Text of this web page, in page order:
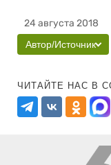
24 августа 2018
Автор/Источник
ЧИТАЙТЕ НАС В